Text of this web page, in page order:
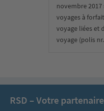
novembre
voyages à
voyage liées et
voyage (polis
RSD – Votre